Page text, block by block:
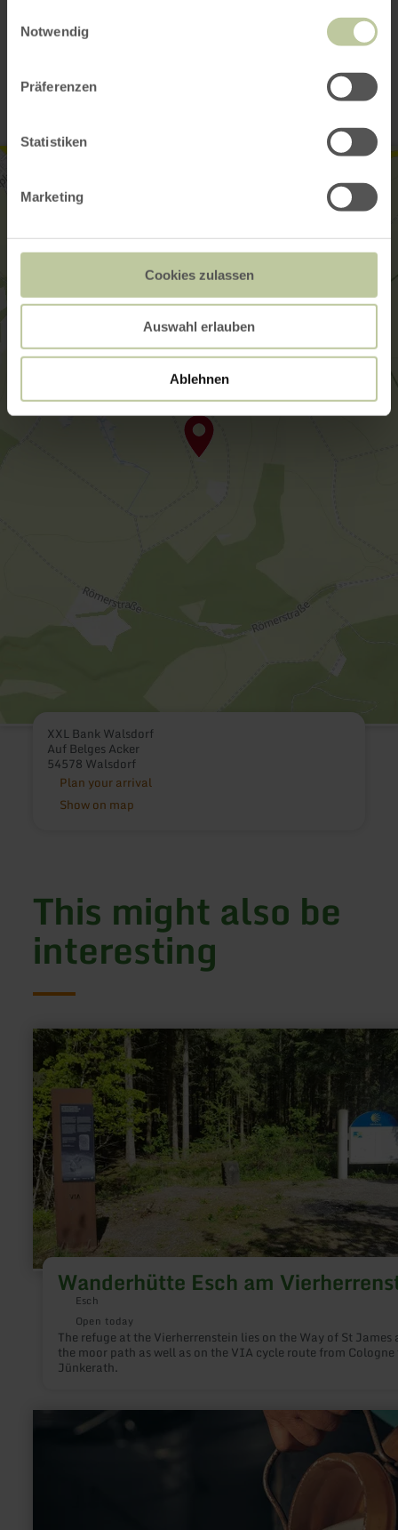
Notwendig
Präferenzen
Statistiken
Marketing
Cookies zulassen
Auswahl erlauben
Ablehnen
Contact
XXL Bank Walsdorf
Auf Belges Acker
54578 Walsdorf
Plan your arrival
Show on map
This might also be
interesting
Wanderhütte Esch am
Esch
Open today
The refuge at the Vierherrenstein lies on the Way of St James
the moor path as well as on the VIA cycle route from Cologne
Jünkerath.
learn
more
about:
Wanderhütte
Esch
am
Vierherrenstein